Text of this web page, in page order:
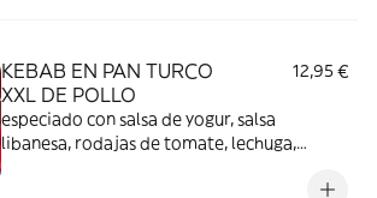
KEBAB EN PAN TURCO
XXL DE POLLO
12,95 €
especiado con salsa de yogur, salsa
libanesa, rodajas de tomate, lechuga,